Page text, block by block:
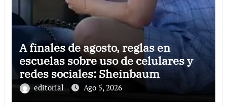
A finales de agosto, reglas en
escuelas sobre uso de celulares y
redes sociales: Sheinbaum
editorial Ago 5, 2026